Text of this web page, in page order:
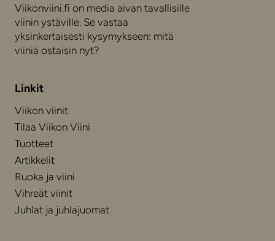
Viikonviini.fi on media aivan tavallisille
viinin ystäville. Se vastaa
yksinkertaisesti kysymykseen: mitä
viiniä ostaisin nyt?
Linkit
Viikon viinit
Tilaa Viikon Viini
Tuotteet
Artikkelit
Ruoka ja viini
Vihreät viinit
Juhlat ja juhlajuomat